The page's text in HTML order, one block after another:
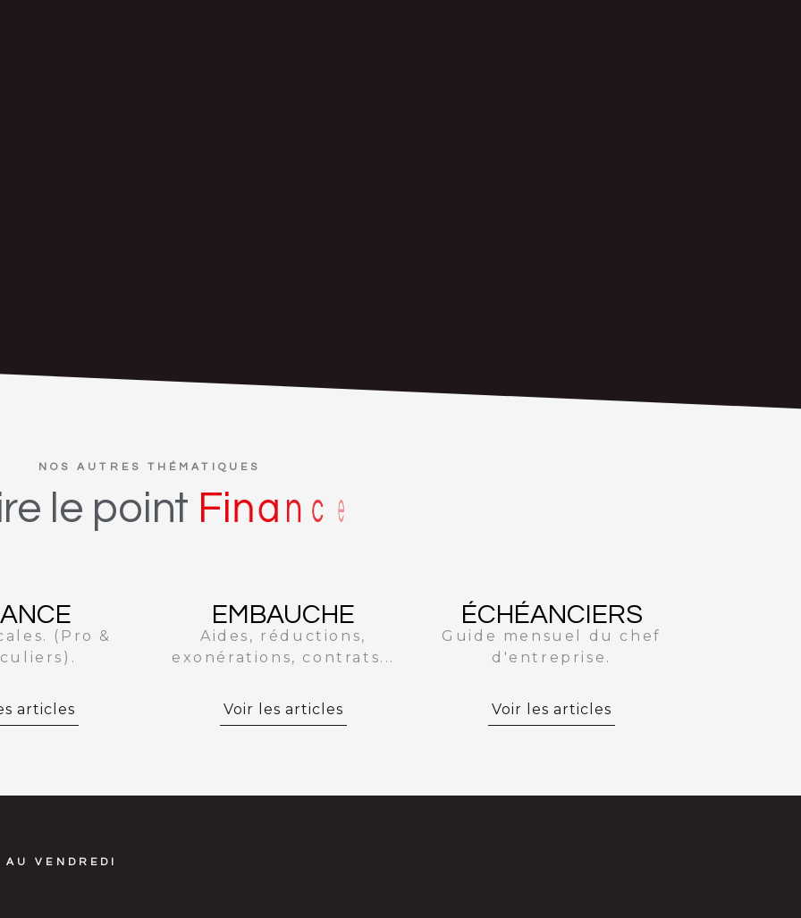
NOS AUTRES THÉMATIQUES
le point Fina n c e
(Pro &
articles
EMBAUCHE
Aides, réductions,
exonérations, contrats...
Voir les articles
ÉCHÉANCIERS
Guide mensuel du chef
d'entreprise.
Voir les articles
VENDREDI